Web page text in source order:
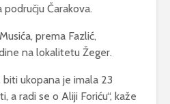
Čarakova.
prema Fazlić,
na lokalitetu Žeger.
ukopana je imala 23
a radi se o Aliji Foriću“, kaže